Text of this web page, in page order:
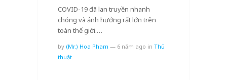
COVID-19 đã lan truyền nhanh
chóng và ảnh hưởng rất lớn trên
toàn thế giới.…
by (Mr.) Hoa Pham — 6 năm ago in Thủ
thuật